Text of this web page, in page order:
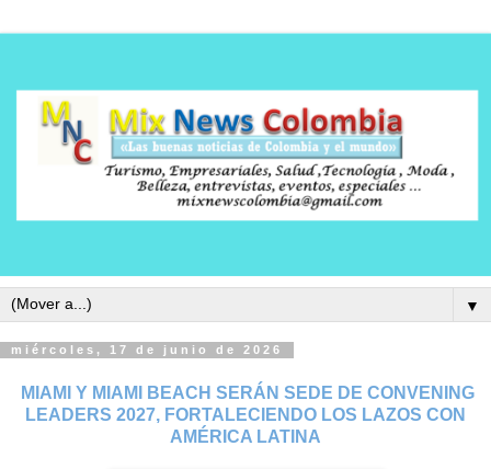
▼
miércoles, 17 de junio de 2026
MIAMI Y MIAMI BEACH SERÁN SEDE DE CONVENING
LEADERS 2027, FORTALECIENDO LOS LAZOS CON
AMÉRICA LATINA